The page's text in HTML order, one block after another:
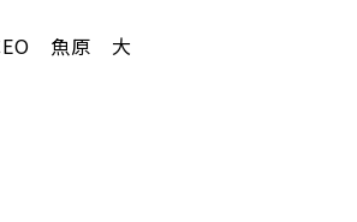
魚原 大